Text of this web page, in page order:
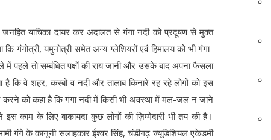
जनहित याचिका दायर कर अदालत से गंगा नदी को प्रदूषण से मुक्त
गंगोत्री, यमुनोत्री समेत अन्य ग्लेशियरों एवं हिमालय को भी गंगा-
में पहले तो सम्बंधित पक्षों की राय जानी और उसके बाद अपना फैसला
वे शहर, कस्बों व नदी और तालाब किनारे रह रहे लोगों को इस
को कहा है कि गंगा नदी में किसी भी अवस्था में मल-जल न जाने
काम के लिए बाकायदा कुछ लोगों की ज़िम्मेदारी भी तय की है।
गंगे के कानूनी सलाहकार ईश्वर सिंह, चंडीगढ़ ज्यूडिशियल एकेडमी